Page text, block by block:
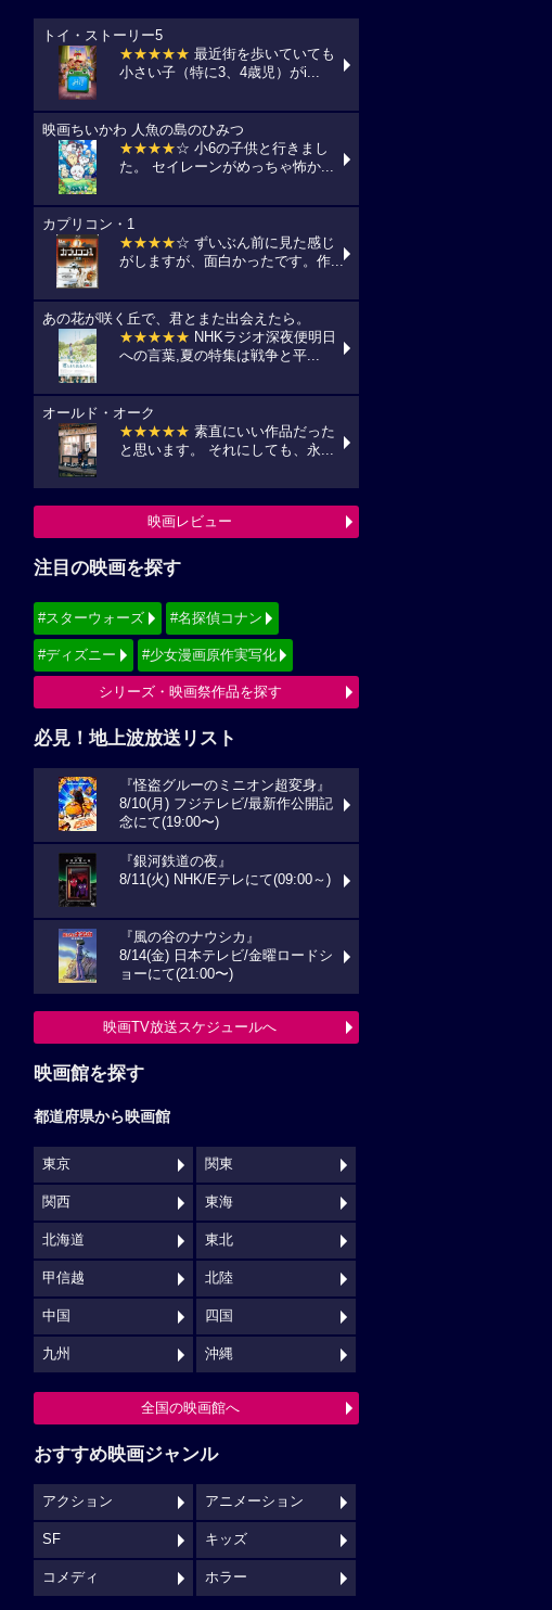
トイ・ストーリー5
★★★★★ 最近街を歩いていても
小さい子（特に3、4歳児）がi...
映画ちいかわ 人魚の島のひみつ
★★★★☆ 小6の子供と行きまし
た。 セイレーンがめっちゃ怖か...
カプリコン・1
★★★★☆ ずいぶん前に見た感じ
がしますが、面白かったです。作...
あの花が咲く丘で、君とまた出会えたら。
★★★★★ NHKラジオ深夜便明日
への言葉,夏の特集は戦争と平...
オールド・オーク
★★★★★ 素直にいい作品だった
と思います。 それにしても、永...
映画レビュー
注目の映画を探す
#スターウォーズ #名探偵コナン
#ディズニー #少女漫画原作実写化
シリーズ・映画祭作品を探す
必見！地上波放送リスト
『怪盗グルーのミニオン超変身』
8/10(月) フジテレビ/最新作公開記
念にて(19:00〜)
『銀河鉄道の夜』
8/11(火) NHK/Eテレにて(09:00～)
『風の谷のナウシカ』
8/14(金) 日本テレビ/金曜ロードシ
ョーにて(21:00〜)
映画TV放送スケジュールへ
映画館を探す
都道府県から映画館
東京 関東
関西 東海
北海道 東北
甲信越 北陸
中国 四国
九州 沖縄
全国の映画館へ
おすすめ映画ジャンル
アクション アニメーション
SF キッズ
コメディ ホラー